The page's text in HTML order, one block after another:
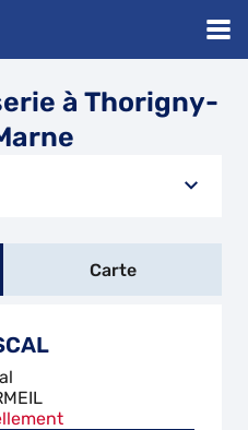
à Thorigny-
Carte